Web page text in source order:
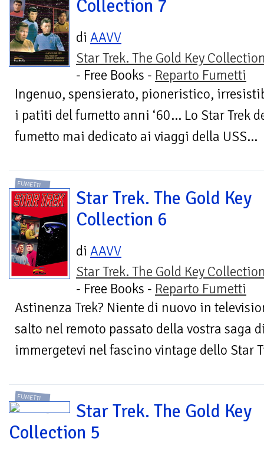
Collection 7
di AAVV
Star Trek. The Gold Key
- Free Books - Reparto Fumetti
Ingenuo, spensierato, pioneristico,
i patiti del fumetto anni ‘60… Lo Star Trek
fumetto mai dedicato ai viaggi della USS...
FUMETTI
Star Trek. The Gold Key
Collection 6
di AAVV
Star Trek. The Gold Key
- Free Books - Reparto Fumetti
Astinenza Trek? Niente di nuovo in
salto nel remoto passato della vostra saga
immergetevi nel fascino vintage dello Star
FUMETTI
Star Trek. The Gold Key
Collection 5